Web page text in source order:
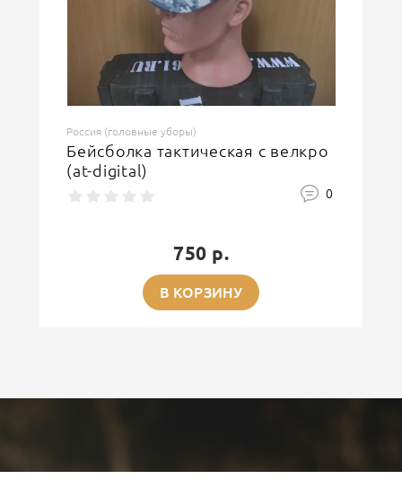
Россия (головные уборы)
Бейсболка тактическая с велкро
(at-digital)
0
750 р.
В КОРЗИНУ